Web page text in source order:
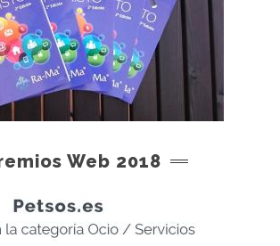
Web 2018